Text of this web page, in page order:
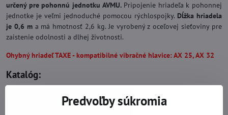
určený pre pohonnú jednotku AVMU.Pripojenie hriadeľa k pohonnej
jednotke je veľmi jednoduché pomocou rýchlospojky. Dĺžka hriadela
je 0,6 ma má hmotnosť 2,6 kg. Je vyrobený z oceľovej sieťoviny pre
zaistenie odolnosti a dlhej životnosti.
Ohybný hriadeľ TAXE - kompatibilné vibračné hlavice: AX 25, AX 32
Katalóg:
Predvoľby súkromia